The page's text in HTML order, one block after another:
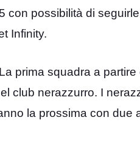
con possibilità di
Infinity.
prima squadra a partire
club nerazzurro. I
la prossima con due